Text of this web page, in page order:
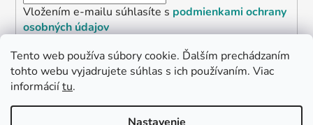
Tento web používa súbory cookie. Ďalším prechádzaním
tohto webu vyjadrujete súhlas s ich používaním. Viac
informáciítu.
Vložením e-mailu súhlasíte s podmienkami ochrany
osobných údajov
PRIHLÁSIŤ SA